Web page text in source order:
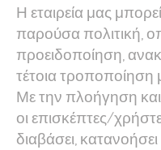
Η εταιρεία μας
παρούσα πολιτική,
προειδοποίηση,
τέτοια
Με την πλοήγηση
οι επισκέπτες/
διαβάσει,